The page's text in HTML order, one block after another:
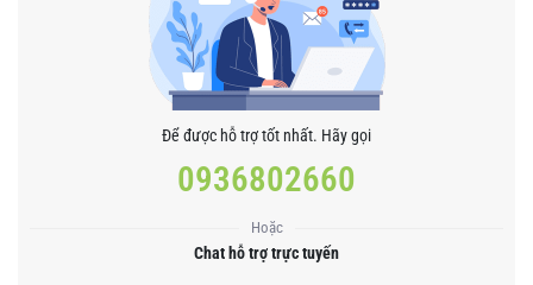
Để được hỗ trợ tốt nhất. Hãy gọi
0936802660
Hoặc
Chat hỗ trợ trực tuyến